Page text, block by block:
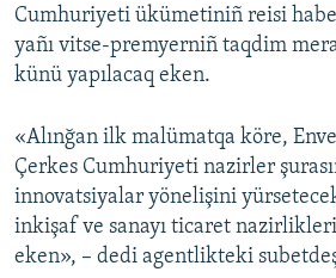
Cumhuriyeti ükümetiniñ reisi
yañı vitse-premyerniñ taqdim
künü yapılacaq eken.
«Alınğan ilk malümatqa köre,
Çerkes Cumhuriyeti nazirler
innovatsiyalar yönelişini
inkişaf ve sanayı ticaret
eken», – dedi agentlikteki